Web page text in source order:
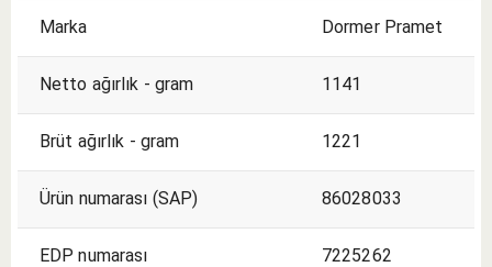
Marka Dormer Pramet
Netto ağırlık - gram 1141
Brüt ağırlık - gram 1221
Ürün numarası (SAP) 86028033
EDP numarası 7225262